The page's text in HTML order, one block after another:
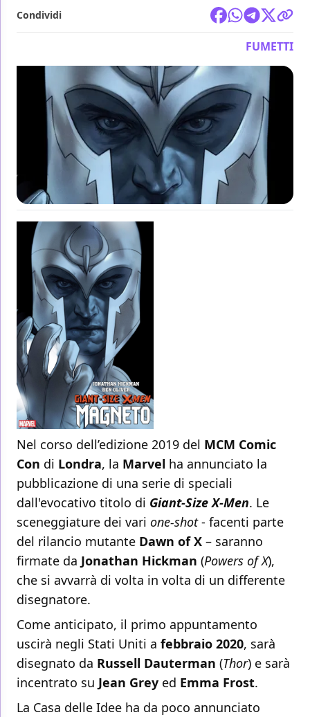
Condividi
FUMETTI
Nel corso dell’edizione 2019 del MCM Comic
Con di Londra, la Marvel ha annunciato la
pubblicazione di una serie di speciali
dall'evocativo titolo di Giant-Size X-Men. Le
sceneggiature dei vari one-shot- facenti parte
del rilancio mutante Dawn of X – saranno
firmate da Jonathan Hickman (Powers of X),
che si avvarrà di volta in volta di un differente
disegnatore.
Come anticipato, il primo appuntamento
uscirà negli Stati Uniti a febbraio 2020, sarà
disegnato da Russell Dauterman (Thor) e sarà
incentrato su Jean Grey ed Emma Frost.
La Casa delle Idee ha da poco annunciato